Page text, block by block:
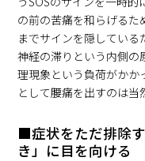
の前の苦痛を和らげるた
までサインを隠してい
神経の滞りという内側の
理現象という負荷がかか
として腰痛を出すのは当
■症状をただ排除
き」に目を向ける